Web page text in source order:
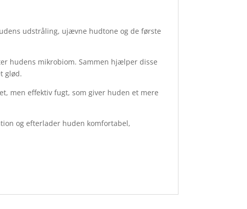
udstråling, ujævne hudtone og de første
hudens mikrobiom. Sammen hjælper disse
glød.
men effektiv fugt, som giver huden et mere
og efterlader huden komfortabel,